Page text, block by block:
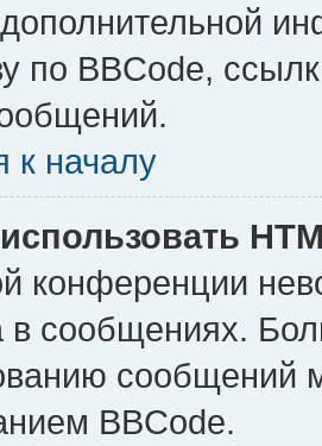
по BBCode,
к началу
конференции
в сообщениях.
сообщений
BBCode.